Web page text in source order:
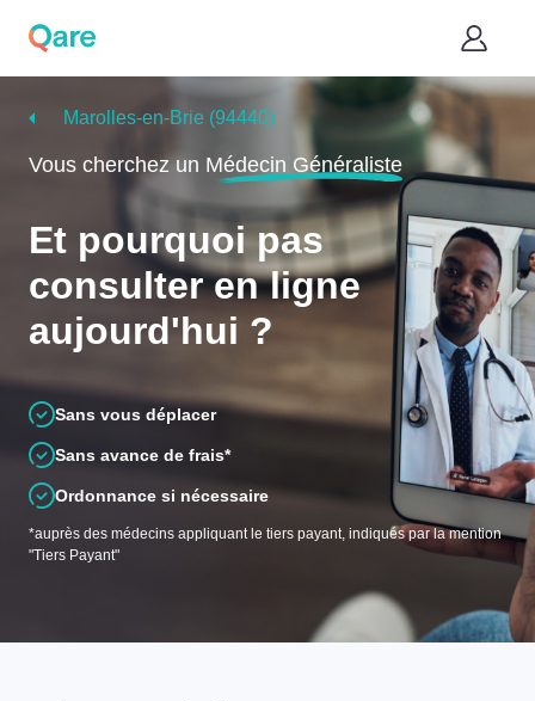
Marolles-en-Brie (94440)
Vous cherchez un Médecin Généraliste
Et pourquoi pas
consulter en ligne
aujourd'hui ?
Sans vous déplacer
Sans avance de frais*
Ordonnance si nécessaire
*auprès des médecins appliquant le tiers payant, indiqués par la mention
"Tiers Payant"